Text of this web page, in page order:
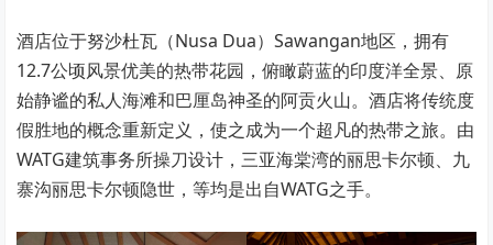
酒店位于努沙杜瓦（Nusa Dua）Sawangan地区，拥有
12.7公顷风景优美的热带花园，俯瞰蔚蓝的印度洋全景、原
始静谧的私人海滩和巴厘岛神圣的阿贡火山。酒店将传统度
假胜地的概念重新定义，使之成为一个超凡的热带之旅。由
WATG建筑事务所操刀设计，三亚海棠湾的丽思卡尔顿、九
寨沟丽思卡尔顿隐世，等均是出自WATG之手。